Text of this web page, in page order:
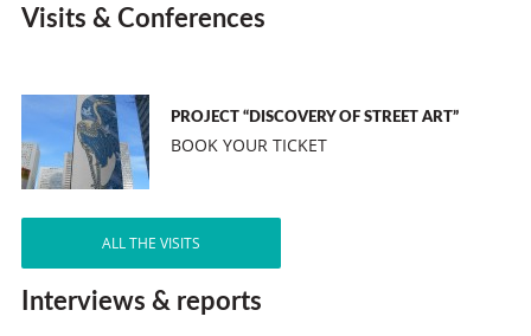
Visits & Conferences
PROJECT “DISCOVERY OF STREET ART”
BOOK YOUR TICKET
ALL THE VISITS
Interviews & reports